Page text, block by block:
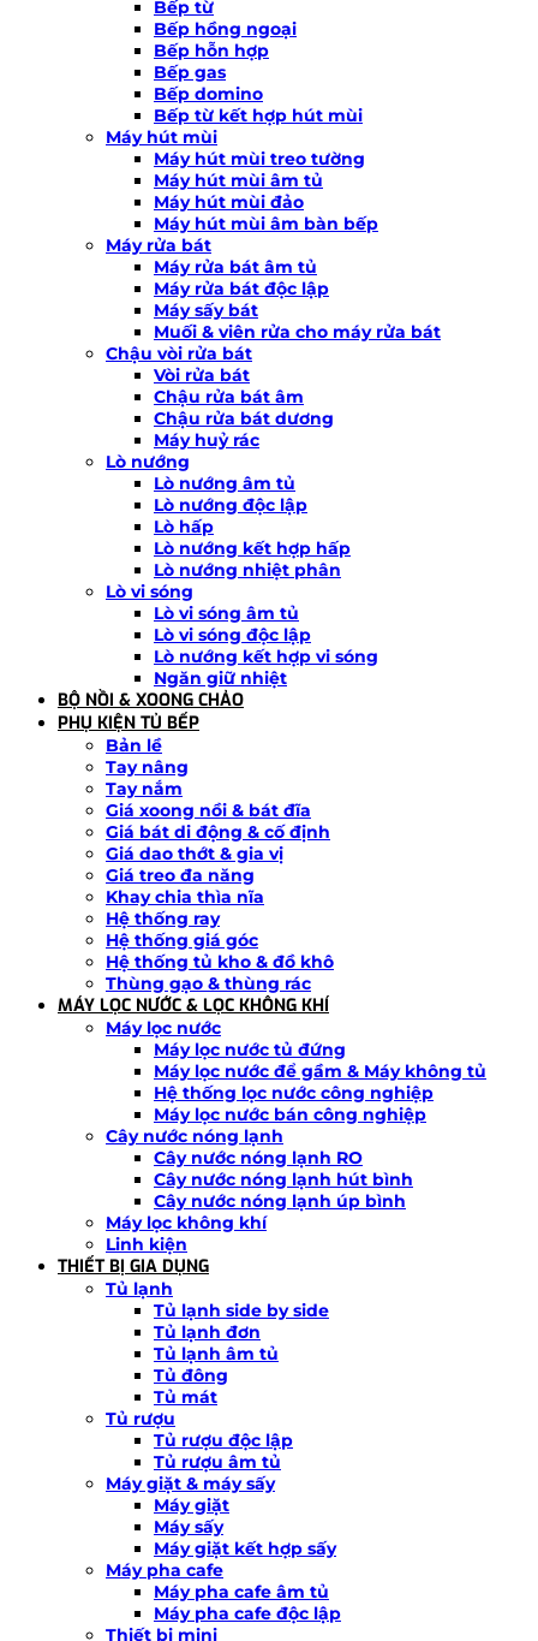
Bếp từ
Bếp hồng ngoại
Bếp hỗn hợp
Bếp gas
Bếp domino
Bếp từ kết hợp hút mùi
Máy hút mùi
Máy hút mùi treo tường
Máy hút mùi âm tủ
Máy hút mùi đảo
Máy hút mùi âm bàn bếp
Máy rửa bát
Máy rửa bát âm tủ
Máy rửa bát độc lập
Máy sấy bát
Muối & viên rửa cho máy rửa bát
Chậu vòi rửa bát
Vòi rửa bát
Chậu rửa bát âm
Chậu rửa bát dương
Máy huỷ rác
Lò nướng
Lò nướng âm tủ
Lò nướng độc lập
Lò hấp
Lò nướng kết hợp hấp
Lò nướng nhiệt phân
Lò vi sóng
Lò vi sóng âm tủ
Lò vi sóng độc lập
Lò nướng kết hợp vi sóng
Ngăn giữ nhiệt
BỘ NỒI & XOONG CHẢO
PHỤ KIỆN TỦ BẾP
Bản lề
Tay nâng
Tay nắm
Giá xoong nồi & bát đĩa
Giá bát di động & cố định
Giá dao thớt & gia vị
Giá treo đa năng
Khay chia thìa nĩa
Hệ thống ray
Hệ thống giá góc
Hệ thống tủ kho & đồ khô
Thùng gạo & thùng rác
MÁY LỌC NƯỚC & LỌC KHÔNG KHÍ
Máy lọc nước
Máy lọc nước tủ đứng
Máy lọc nước để gầm & Máy không tủ
Hệ thống lọc nước công nghiệp
Máy lọc nước bán công nghiệp
Cây nước nóng lạnh
Cây nước nóng lạnh RO
Cây nước nóng lạnh hút bình
Cây nước nóng lạnh úp bình
Máy lọc không khí
Linh kiện
THIẾT BỊ GIA DỤNG
Tủ lạnh
Tủ lạnh side by side
Tủ lạnh đơn
Tủ lạnh âm tủ
Tủ đông
Tủ mát
Tủ rượu
Tủ rượu độc lập
Tủ rượu âm tủ
Máy giặt & máy sấy
Máy giặt
Máy sấy
Máy giặt kết hợp sấy
Máy pha cafe
Máy pha cafe âm tủ
Máy pha cafe độc lập
Thiết bị mini